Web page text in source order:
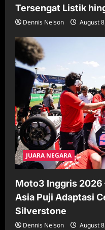
Tersengat Listik
Dennis Nelson August
JUARA NEGARA
Moto3 Inggris 2026
Asia Puji Adaptasi
Silverstone
Dennis Nelson August